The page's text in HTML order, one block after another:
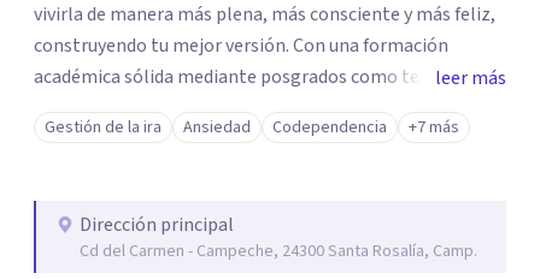
vivirla de manera más plena, más consciente y más feliz,
construyendo tu mejor versión. Con una formación
académica sólida mediante posgrados como terapeuta
breve, familiar e infantil, así como con respaldo
profesional y experiencia clínica de más de 26 años y
auténtica y comunicación clara y directa para darte
seguridad emocional y una dirección firme de tu proceso
de cambio.
leer más
Gestión de la ira Ansiedad Codependencia +7 más
Dirección principal
Cd del Carmen - Campeche, 24300 Santa Rosalía, Camp.